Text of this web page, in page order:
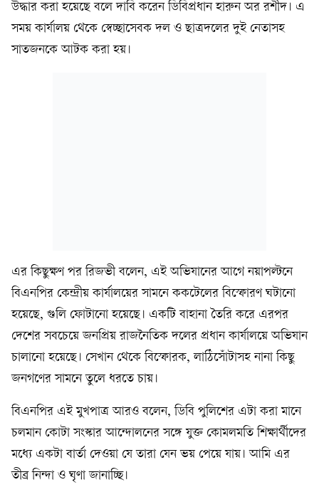
উদ্ধার করা হয়েছে বলে দাবি করেন ডিবিপ্রধান হারুন অর রশীদ। এ
সময় কার্যালয় থেকে স্বেচ্ছাসেবক দল ও ছাত্রদলের দুই নেতাসহ
সাতজনকে আটক করা হয়।
এর কিছুক্ষণ পর রিজভী বলেন, এই অভিযানের আগে নয়াপল্টনে
বিএনপির কেন্দ্রীয় কার্যালয়ের সামনে ককটেলের বিস্ফোরণ ঘটানো
হয়েছে, গুলি ফোটানো হয়েছে। একটি বাহানা তৈরি করে এরপর
দেশের সবচেয়ে জনপ্রিয় রাজনৈতিক দলের প্রধান কার্যালয়ে অভিযান
চালানো হয়েছে। সেখান থেকে বিস্ফোরক, লাঠিসোঁটাসহ নানা কিছু
জনগণের সামনে তুলে ধরতে চায়।
বিএনপির এই মুখপাত্র আরও বলেন, ডিবি পুলিশের এটা করা মানে
চলমান কোটা সংস্কার আন্দোলনের সঙ্গে যুক্ত কোমলমতি শিক্ষার্থীদের
মধ্যে একটা বার্তা দেওয়া যে তারা যেন ভয় পেয়ে যায়। আমি এর
তীব্র নিন্দা ও ঘৃণা জানাচ্ছি।